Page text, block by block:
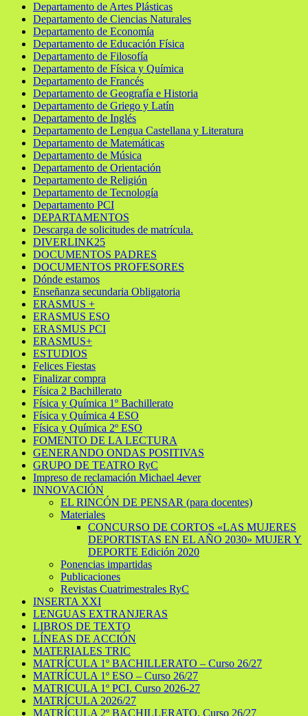
Departamento de Artes Plásticas
Departamento de Ciencias Naturales
Departamento de Economía
Departamento de Educación Física
Departamento de Filosofía
Departamento de Física y Química
Departamento de Francés
Departamento de Geografía e Historia
Departamento de Griego y Latín
Departamento de Inglés
Departamento de Lengua Castellana y Literatura
Departamento de Matemáticas
Departamento de Música
Departamento de Orientación
Departamento de Religión
Departamento de Tecnología
Departamento PCI
DEPARTAMENTOS
Descarga de solicitudes de matrícula.
DIVERLINK25
DOCUMENTOS PADRES
DOCUMENTOS PROFESORES
Dónde estamos
Enseñanza secundaria Obligatoria
ERASMUS +
ERASMUS ESO
ERASMUS PCI
ERASMUS+
ESTUDIOS
Felices Fiestas
Finalizar compra
Física 2 Bachillerato
Física y Química 1º Bachillerato
Física y Química 4 ESO
Física y Química 2º ESO
FOMENTO DE LA LECTURA
GENERANDO ONDAS POSITIVAS
GRUPO DE TEATRO RyC
Impreso de reclamación Michael 4ever
INNOVACIÓN
EL RINCÓN DE PENSAR (para docentes)
Materiales
CONCURSO DE CORTOS «LAS MUJERES
DEPORTISTAS EN EL AÑO 2030» MUJER Y
DEPORTE Edición 2020
Ponencias impartidas
Publicaciones
Revistas Cuatrimestrales RyC
INSERTA XXI
LENGUAS EXTRANJERAS
LIBROS DE TEXTO
LÍNEAS DE ACCIÓN
MATERIALES TRIC
MATRÍCULA 1º BACHILLERATO – Curso 26/27
MATRÍCULA 1º ESO – Curso 26/27
MATRICULA 1º PCI. Curso 2026-27
MATRÍCULA 2026/27
MATRÍCULA 2º BACHILLERATO. Curso 26/27